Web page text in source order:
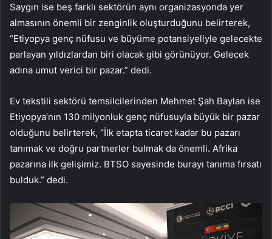
Saygın ise beş farklı sektörün aynı organizasyonda yer
almasının önemli bir zenginlik oluşturduğunu belirterek,
“Etiyopya genç nüfusu ve büyüme potansiyeliyle gelecekte
parlayan yıldızlardan biri olacak gibi görünüyor. Gelecek
adına umut verici bir pazar.” dedi.
Ev tekstili sektörü temsilcilerinden Mehmet Şah Baylan ise
Etiyopya’nın 130 milyonluk genç nüfusuyla büyük bir pazar
olduğunu belirterek, “İlk etapta ticaret kadar bu pazarı
tanımak ve doğru partnerler bulmak da önemli. Afrika
pazarına ilk gelişimiz. BTSO sayesinde burayı tanıma fırsatı
bulduk.” dedi.